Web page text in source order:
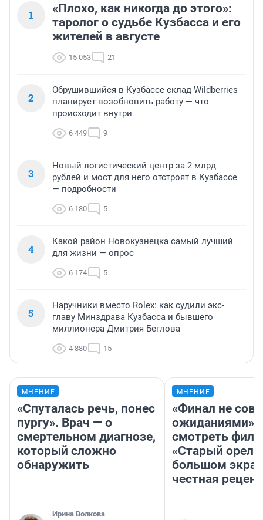
1
«Плохо, как никогда до этого»:
таролог о судьбе Кузбасса и его
жителей в августе
15 053 21
2
Обрушившийся в Кузбассе склад Wildberries
планирует возобновить работу — что
происходит внутри
6 449 9
3
Новый логистический центр за 2 млрд
рублей и мост для него отстроят в Кузбассе
— подробности
6 180 5
4
Какой район Новокузнецка самый лучший
для жизни — опрос
6 174 5
5
Наручники вместо Rolex: как судили экс-
главу Минздрава Кузбасса и бывшего
миллионера Дмитрия Беглова
4 880 15
МНЕНИЕ
«Спуталась речь, понес
пургу». Врач — о
смертельном диагнозе,
который сложно
обнаружить
Ирина Волкова
МНЕНИЕ
«Финал не
ожиданиями»:
смотреть
«Старый орел»
большом
честная